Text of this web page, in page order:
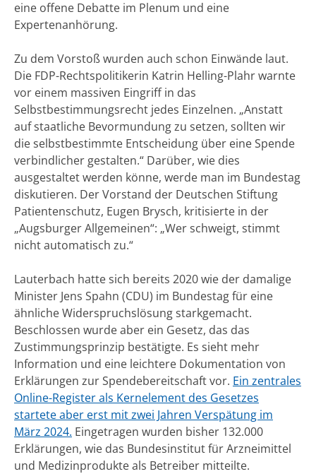
eine offene Debatte im Plenum und eine
Expertenanhörung.
Zu dem Vorstoß wurden auch schon Einwände laut.
Die FDP-Rechtspolitikerin Katrin Helling-Plahr warnte
vor einem massiven Eingriff in das
Selbstbestimmungsrecht jedes Einzelnen. „Anstatt
auf staatliche Bevormundung zu setzen, sollten wir
die selbstbestimmte Entscheidung über eine Spende
verbindlicher gestalten.“ Darüber, wie dies
ausgestaltet werden könne, werde man im Bundestag
diskutieren. Der Vorstand der Deutschen Stiftung
Patientenschutz, Eugen Brysch, kritisierte in der
„Augsburger Allgemeinen“: „Wer schweigt, stimmt
nicht automatisch zu.“
Lauterbach hatte sich bereits 2020 wie der damalige
Minister Jens Spahn (CDU) im Bundestag für eine
ähnliche Widerspruchslösung starkgemacht.
Beschlossen wurde aber ein Gesetz, das das
Zustimmungsprinzip bestätigte. Es sieht mehr
Information und eine leichtere Dokumentation von
Erklärungen zur Spendebereitschaft vor. Ein zentrales
Online-Register als Kernelement des Gesetzes
startete aber erst mit zwei Jahren Verspätung im
März 2024. Eingetragen wurden bisher 132.000
Erklärungen, wie das Bundesinstitut für Arzneimittel
und Medizinprodukte als Betreiber mitteilte.